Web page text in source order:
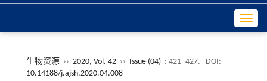
生物资源 ›› 2020, Vol. 42 ›› Issue (04) : 421 -427.
DOI:
10.14188/j.ajsh.2020.04.008